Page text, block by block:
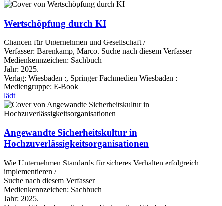
Wertschöpfung durch KI
Chancen für Unternehmen und Gesellschaft /
Verfasser: Barenkamp, Marco. Suche nach diesem Verfasser
Medienkennzeichen: Sachbuch
Jahr: 2025.
Verlag: Wiesbaden :, Springer Fachmedien Wiesbaden :
Mediengruppe: E-Book
lädt
Angewandte Sicherheitskultur in
Hochzuverlässigkeitsorganisationen
Wie Unternehmen Standards für sicheres Verhalten erfolgreich
implementieren /
Suche nach diesem Verfasser
Medienkennzeichen: Sachbuch
Jahr: 2025.